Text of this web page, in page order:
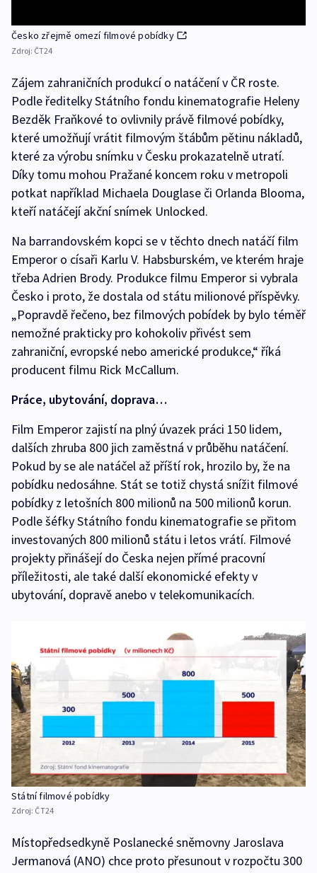
Česko zřejmě omezí filmové pobídky
Zdroj: ČT24
Zájem zahraničních produkcí o natáčení v ČR roste.
Podle ředitelky Státního fondu kinematografie Heleny
Bezděk Fraňkové to ovlivnily právě filmové pobídky,
které umožňují vrátit filmovým štábům pětinu nákladů,
které za výrobu snímku v Česku prokazatelně utratí.
Díky tomu mohou Pražané koncem roku v metropoli
potkat například Michaela Douglase či Orlanda Blooma,
kteří natáčejí akční snímek Unlocked.
Na barrandovském kopci se v těchto dnech natáčí film
Emperor o císaři Karlu V. Habsburském, ve kterém hraje
třeba Adrien Brody. Produkce filmu Emperor si vybrala
Česko i proto, že dostala od státu milionové příspěvky.
„Popravdě řečeno, bez filmových pobídek by bylo téměř
nemožné prakticky pro kohokoliv přivést sem
zahraniční, evropské nebo americké produkce,“ říká
producent filmu Rick McCallum.
Práce, ubytování, doprava…
Film Emperor zajistí na plný úvazek práci 150 lidem,
dalších zhruba 800 jich zaměstná v průběhu natáčení.
Pokud by se ale natáčel až příští rok, hrozilo by, že na
pobídku nedosáhne. Stát se totiž chystá snížit filmové
pobídky z letošních 800 milionů na 500 milionů korun.
Podle šéfky Státního fondu kinematografie se přitom
investovaných 800 milionů státu i letos vrátí. Filmové
projekty přinášejí do Česka nejen přímé pracovní
příležitosti, ale také další ekonomické efekty v
ubytování, dopravě anebo v telekomunikacích.
Státní filmové pobídky
Zdroj: ČT24
Místopředsedkyně Poslanecké sněmovny Jaroslava
Jermanová (ANO) chce proto přesunout v rozpočtu 300